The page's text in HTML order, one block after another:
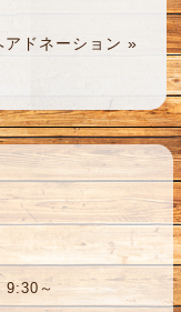
ドネーション »
9:30～